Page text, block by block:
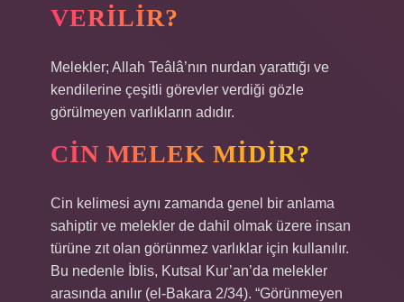
VERILIR?
Melekler; Allah Teâlâ’nın nurdan yarattığı ve
kendilerine çeşitli görevler verdiği gözle
görülmeyen varlıkların adıdır.
CIN MELEK MIDIR?
Cin kelimesi aynı zamanda genel bir anlama
sahiptir ve melekler de dahil olmak üzere insan
türüne zıt olan görünmez varlıklar için kullanılır.
Bu nedenle İblis, Kutsal Kur’an’da melekler
arasında anılır (el-Bakara 2/34). “Görünmeyen